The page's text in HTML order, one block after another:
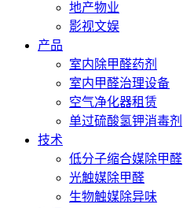
地产物业
影视文娱
产品
室内除甲醛药剂
室内甲醛治理设备
空气净化器租赁
单过硫酸氢钾消毒剂
技术
低分子缩合媒除甲醛
光触媒除甲醛
生物触媒除异味